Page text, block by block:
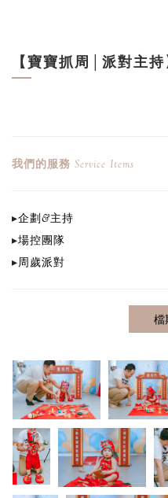
【寶寶抓周│派對主
我們的服務 Service Items
▸企劃&主持
▸場控團隊
▸​周歲派對